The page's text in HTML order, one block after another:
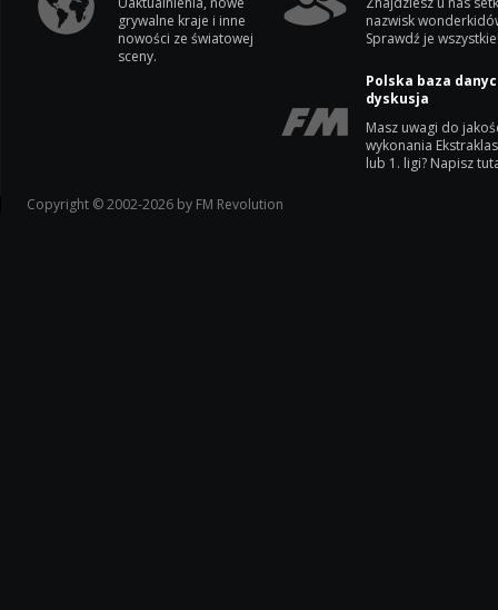
grywalne kraje i inne
nowości ze światowej
sceny.
nazwisk
Sprawdź je
Polska baza
dyskusja
Masz uwagi do
wykonania
lub 1. ligi? Napisz
Copyright © 2002-2026 by FM Revolution